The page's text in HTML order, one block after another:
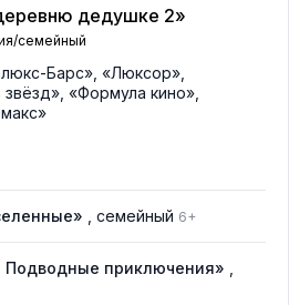
дедушке 2»
семейный
Барс», «Люксор»,
звёзд», «Формула кино»,
, семейный 6+
Подводные приключения»